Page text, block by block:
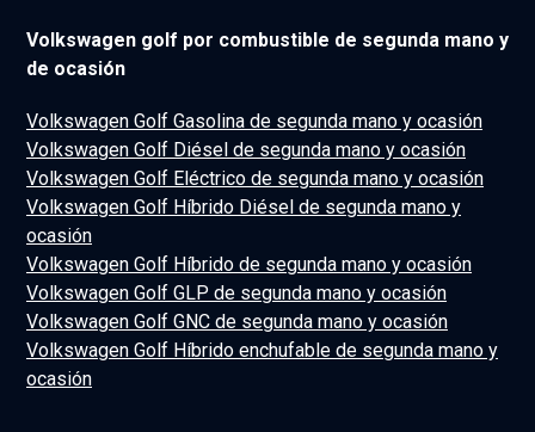
Volkswagen golf por combustible de segunda mano y
de ocasión
Volkswagen Golf Gasolina de segunda mano y ocasión
Volkswagen Golf Diésel de segunda mano y ocasión
Volkswagen Golf Eléctrico de segunda mano y ocasión
Volkswagen Golf Híbrido Diésel de segunda mano y
ocasión
Volkswagen Golf Híbrido de segunda mano y ocasión
Volkswagen Golf GLP de segunda mano y ocasión
Volkswagen Golf GNC de segunda mano y ocasión
Volkswagen Golf Híbrido enchufable de segunda mano y
ocasión